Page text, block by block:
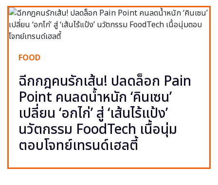
FOOD
ฉีกกฎคนรักเส้น! ปลดล็อก Pain
Point คนลดน้ำหนัก ‘คินเซน’
เปลี่ยน ‘อกไก่’ สู่ ‘เส้นไร้แป้ง’
นวัตกรรม FoodTech เนื้อนุ่ม
ตอบโจทย์เทรนด์เฮลตี้